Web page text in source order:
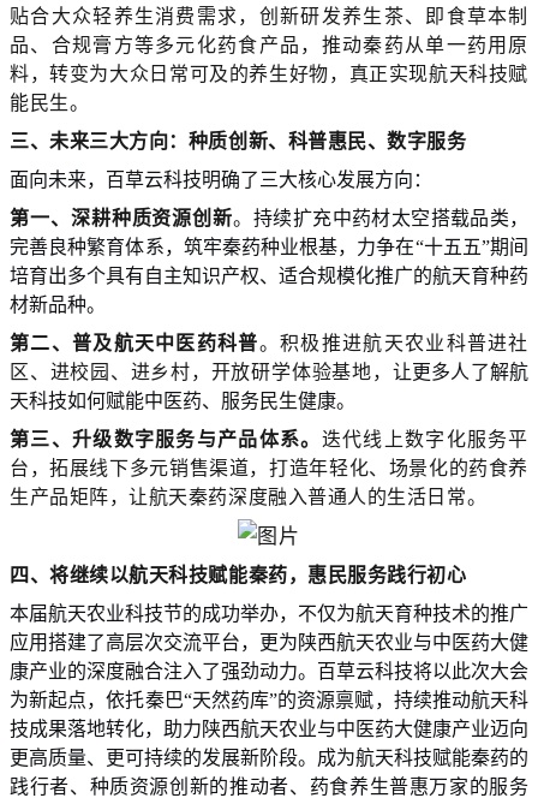
贴合大众轻养生消费需求，创新研发养生茶、即食草本制
品、合规膏方等多元化药食产品，推动秦药从单一药用原
料，转变为大众日常可及的养生好物，真正实现航天科技赋
能民生。
三、未来三大方向：种质创新、科普惠民、数字服务
面向未来，百草云科技明确了三大核心发展方向：
第一、 深耕种质资源创新。持续扩充中药材太空搭载品类，
完善良种繁育体系，筑牢秦药种业根基，力争在“十五五”期间
培育出多个具有自主知识产权、适合规模化推广的航天育种药
材新品种。
第二、 普及航天中医药科普。积极推进航天农业科普进社
区、进校园、进乡村，开放研学体验基地， 让更多人了解航
天科技如何赋能中医药、服务民生健康。
第三、 升级数字服务与产品体系。 迭代线上数字化服务平
台，拓展线下多元销售渠道，打造年轻化、场景化的药食养
生产品矩阵，让航天秦药深度融入普通人的生活日常。
四、将继续以航天科技赋能秦药，惠民服务践行初心
本届航天农业科技节的成功举办，不仅为航天育种技术的推广
应用搭建了高层次交流平台，更为陕西航天农业与中医药大健
康产业的深度融合注入了强劲动力。百草云科技将以此次大会
为新起点，依托秦巴“天然药库”的资源禀赋， 持续推动航天科
技成果落地转化，助力陕西航天农业与中医药大健康产业迈向
更高质量、更可持续的发展新阶段。 成为航天科技赋能秦药的
践行者、种质资源创新的推动者、药食养生普惠万家的服务